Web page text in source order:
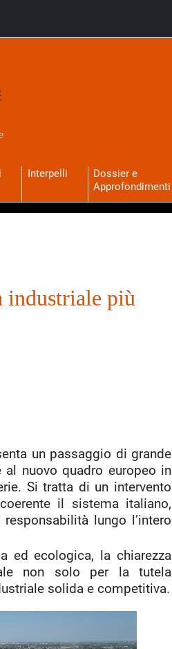
Interpelli
Dossier e
Approfondimenti
industriale più
un passaggio di grande
al nuovo quadro europeo in
Si tratta di un intervento
il sistema italiano,
lungo l’intero
ed ecologica, la chiarezza
non solo per la tutela
solida e competitiva.